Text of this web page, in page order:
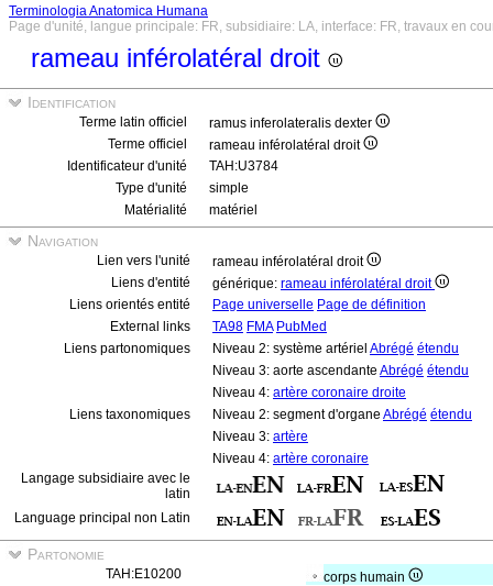
Terminologia Anatomica Humana
Page d'unité, langue principale: FR, subsidiaire: LA, interface: FR, travaux en
rameau inférolatéral droit
Identification
Terme latin officiel
ramus inferolateralis dexter
Terme officiel
rameau inférolatéral droit
Identificateur d'unité
TAH:U3784
Type d'unité
simple
Matérialité
matériel
Navigation
Lien vers l'unité
rameau inférolatéral droit
Liens d'entité
générique: rameau inférolatéral droit
Liens orientés entité
Page universelle Page de définition
External links
TA98 FMA PubMed
Liens partonomiques
Niveau 2: système artériel Abrégé étendu
Niveau 3: aorte ascendante Abrégé étendu
Niveau 4: artère coronaire droite
Liens taxonomiques
Niveau 2: segment d'organe Abrégé étendu
Niveau 3: artère
Niveau 4: artère coronaire
Langage subsidiaire avec le
latin
Language principal non Latin
Partonomie
TAH:E10200
corps humain